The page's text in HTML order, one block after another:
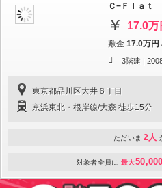
Ｃ−Ｆｌａｔ
17.0万
敷金 17.0万円
3階建 |
東京都品川区大井６丁目
京浜東北・根岸線/大森 徒歩15分
ただいま 2人
対象者全員に 最大50,000